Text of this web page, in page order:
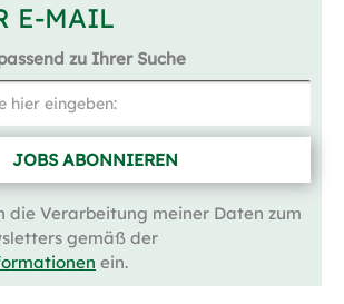
E-MAIL
zu Ihrer Suche
JOBS ABONNIEREN
die Verarbeitung meiner Daten zum
gemäß der
ein.